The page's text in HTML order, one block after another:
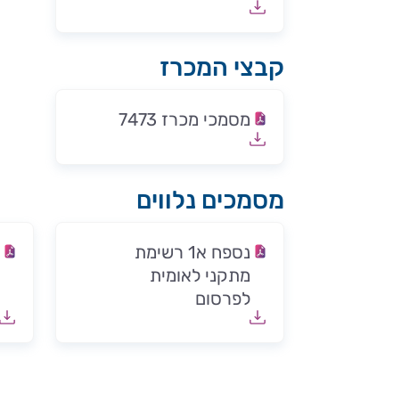
קבצי המכרז
מסמכי מכרז 7473
מסמכים נלווים
נספח א1 רשימת
מתקני לאומית
לפרסום